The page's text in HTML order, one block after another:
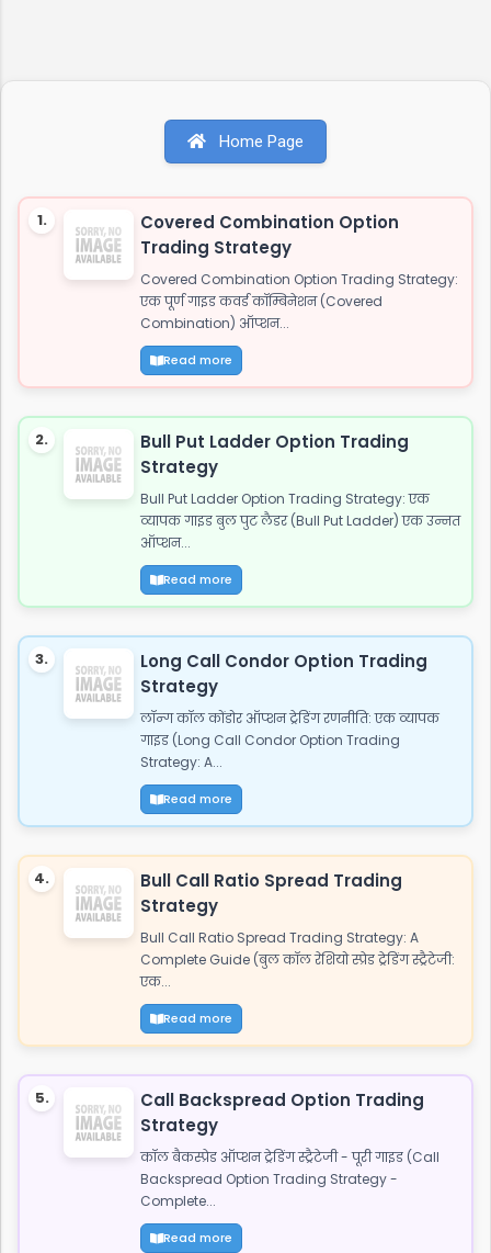
Home Page
1.
Covered Combination Option
Trading Strategy
Covered Combination Option Trading Strategy:
एक पूर्ण गाइड कवर्ड कॉम्बिनेशन (Covered
Combination) ऑप्शन...
Read more
2.
Bull Put Ladder Option Trading
Strategy
Bull Put Ladder Option Trading Strategy: एक
व्यापक गाइड बुल पुट लैडर (Bull Put Ladder) एक उन्नत
ऑप्शन...
Read more
3.
Long Call Condor Option Trading
Strategy
लॉन्ग कॉल कोंडोर ऑप्शन ट्रेडिंग रणनीति: एक व्यापक
गाइड (Long Call Condor Option Trading
Strategy: A...
Read more
4.
Bull Call Ratio Spread Trading
Strategy
Bull Call Ratio Spread Trading Strategy: A
Complete Guide (बुल कॉल रेशियो स्प्रेड ट्रेडिंग स्ट्रैटेजी:
एक...
Read more
5.
Call Backspread Option Trading
Strategy
कॉल बैकस्प्रेड ऑप्शन ट्रेडिंग स्ट्रैटेजी - पूरी गाइड (Call
Backspread Option Trading Strategy -
Complete...
Read more